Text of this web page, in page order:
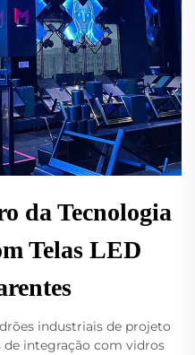
da Tecnologia
Telas LED
industriais de projeto
integração com vidros